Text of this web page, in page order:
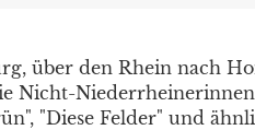
über den Rhein nach
Nicht-
"Diese Felder" und